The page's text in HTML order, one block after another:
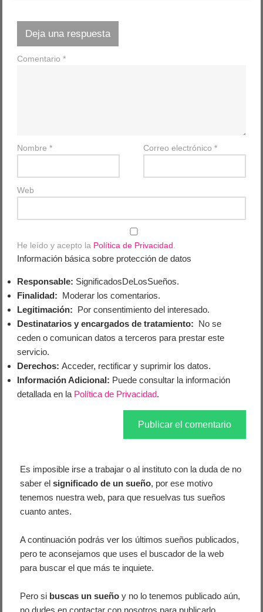
Deja una respuesta
Comentario*
Nombre* Correo electrónico *
Web
He leído y acepto la Política de Privacidad
Información básica sobre protección de datos
Responsable: SignificadosDeLosSueños.
Finalidad: Moderar los comentarios.
Legitimación: Por consentimiento del interesado.
Destinatarios y encargados de tratamiento: No se
ceden o comunican datos a terceros para prestar este
servicio.
Derechos: Acceder, rectificar y suprimir los datos.
Información Adicional: Puede consultar la información
detallada en la Política de Privacidad.
Es imposible irse a trabajar o al instituto con la duda de no
saber elsignificado de un sueño, por ese motivo
tenemos nuestra web, para que resuelvas tus sueños
cuanto antes.
A continuación podrás ver los últimos sueños publicados,
pero te aconsejamos que uses el buscador de la web
para buscar el que más te inquiete.
Pero si buscas un sueño y no lo tenemos publicado aún,
no dudes en contactar con nosotros para publicarlo